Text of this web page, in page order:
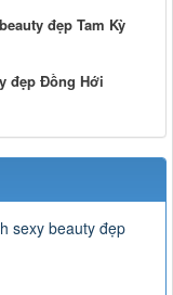
đẹp Tam Kỳ
đẹp Đồng Hới
sexy beauty đẹp